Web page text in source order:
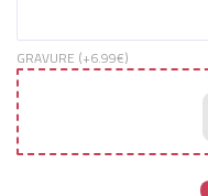
GRAVURE (+6.99€)